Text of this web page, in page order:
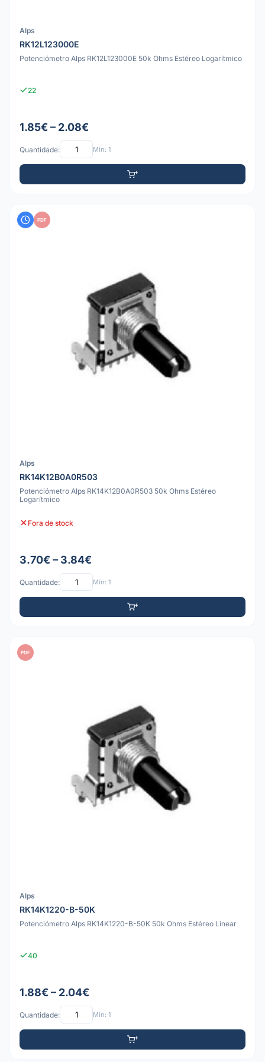
Alps
RK12L123000E
Potenciómetro Alps RK12L123000E 50k Ohms Estéreo Logarítmico
22
1.85€ – 2.08€
Quantidade: Mín: 1
PDF
Alps
RK14K12B0A0R503
Potenciómetro Alps RK14K12B0A0R503 50k Ohms Estéreo
Logarítmico
Fora de stock
3.70€ – 3.84€
Quantidade: Mín: 1
PDF
Alps
RK14K1220-B-50K
Potenciómetro Alps RK14K1220-B-50K 50k Ohms Estéreo Linear
40
1.88€ – 2.04€
Quantidade: Mín: 1